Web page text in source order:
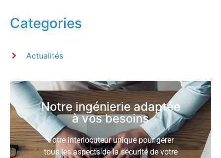
Categories
Actualités
Notre ingénierie adaptée
à vos besoins
Votre interlocuteur unique pour gérer
tous les aspects de la sécurité de votre